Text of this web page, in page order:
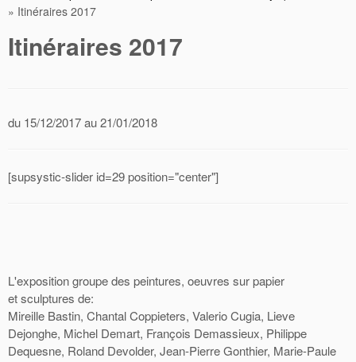
» Itinéraires 2017
Itinéraires 2017
du 15/12/2017 au 21/01/2018
[supsystic-slider id=29 position="center"]
L'exposition groupe des peintures, oeuvres sur papier
et sculptures de:
Mireille Bastin, Chantal Coppieters, Valerio Cugia, Lieve
Dejonghe, Michel Demart, François Demassieux, Philippe
Dequesne, Roland Devolder, Jean-Pierre Gonthier, Marie-Paule